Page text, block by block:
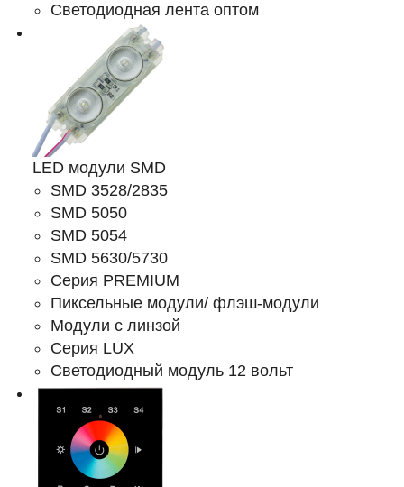
Светодиодная лента оптом
LED модули SMD
SMD 3528/2835
SMD 5050
SMD 5054
SMD 5630/5730
Серия PREMIUM
Пиксельные модули/ флэш-модули
Модули с линзой
Серия LUX
Светодиодный модуль 12 вольт